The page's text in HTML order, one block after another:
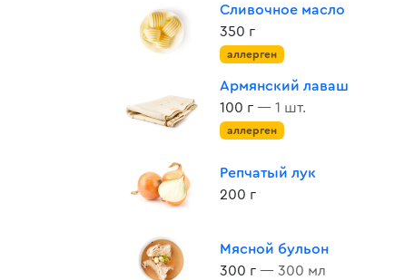
Сливочное масло
350 г
аллерген
Армянский лаваш
100 г — 1 шт.
аллерген
Репчатый лук
200 г
Мясной бульон
300 г — 300 мл